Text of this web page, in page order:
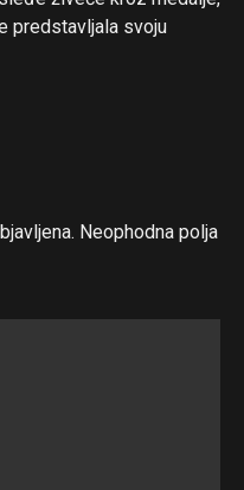
predstavljala svoju
Neophodna polja